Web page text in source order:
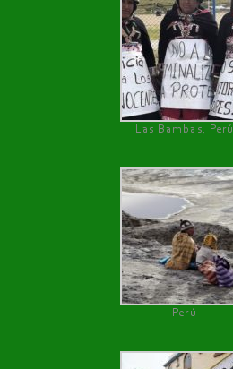
Las Bambas, Perú
Perú